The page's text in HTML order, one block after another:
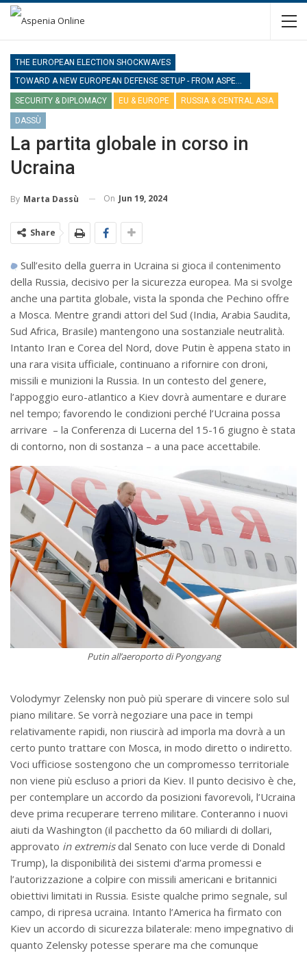
THE EUROPEAN ELECTION SHOCKWAVES
TOWARD A NEW EUROPEAN DEFENSE SETUP - FROM ASPENIA 2-2024
SECURITY & DIPLOMACY EU & EUROPE RUSSIA & CENTRAL ASIA
DASSÙ
La partita globale in corso in
Ucraina
By Marta Dassù On Jun 19, 2024
Share
Sull’esito della guerra in Ucraina si gioca il contenimento
della Russia, decisivo per la sicurezza europea. Ma si svolge
anche una partita globale, vista la sponda che Pechino offre
a Mosca. Mentre grandi attori del Sud (India, Arabia Saudita,
Sud Africa, Brasile) mantengono una sostanziale neutralità.
Intanto Iran e Corea del Nord, dove Putin è appena stato in
una rara visita ufficiale, continuano a rifornire con droni,
missili e munizioni la Russia. In un contesto del genere,
l’appoggio euro-atlantico a Kiev dovrà aumentare e durare
nel tempo; favorendo le condizioni perché l’Ucraina possa
arrivare – la Conferenza di Lucerna del 15-16 giugno è stata
di contorno, non di sostanza – a una pace accettabile.
Putin all’aeroporto di Pyongyang
Volodymyr Zelensky non può più sperare di vincere solo sul
piano militare. Se vorrà negoziare una pace in tempi
relativamente rapidi, non riuscirà ad imporla ma dovrà a un
certo punto trattare con Mosca, in modo diretto o indiretto.
Voci ufficiose sostengono che un compromesso territoriale
non viene più escluso a priori da Kiev. Il punto decisivo è che,
per contemplare un accordo da posizioni favorevoli, l’Ucraina
deve prima recuperare terreno militare. Conteranno i nuovi
aiuti da Washington (il pacchetto da 60 miliardi di dollari,
approvato in extremisdal Senato con luce verde di Donald
Trump), la disponibilità dei sistemi d’arma promessi e
l’autorizzazione a colpire con missili americani e britannici
obiettivi limitati in Russia. Esiste qualche primo segnale, sul
campo, di ripresa ucraina. Intanto l’America ha firmato con
Kiev un accordo di sicurezza bilaterale: meno impegnativo di
quanto Zelensky potesse sperare ma che comunque